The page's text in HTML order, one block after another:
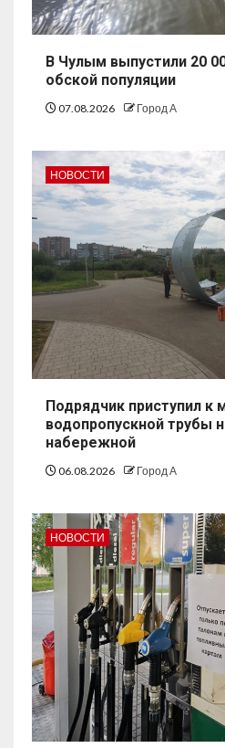
В Чулым выпустили 20
обской популяции
07.08.2026 Город А
НОВОСТИ
Подрядчик приступил к
водопропускной трубы
набережной
06.08.2026 Город А
НОВОСТИ